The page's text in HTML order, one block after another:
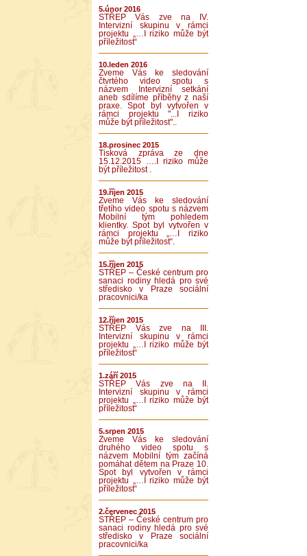
5.únor 2016
STŘEP Vás zve na IV.
Intervizní skupinu v rámci
projektu „…I riziko může být
příležitost“
10.leden 2016
Zveme Vás ke sledování
čtvrtého video spotu s
názvem Intervizní setkání
aneb sdílíme příběhy z naší
praxe. Spot byl vytvořen v
rámci projektu "...I riziko
může být příležitost"..
18.prosinec 2015
Tisková zpráva ze dne
15.12.2015 ….I riziko může
být příležitost .
19.říjen 2015
Zveme Vás ke sledování
třetího video spotu s názvem
Mobilní tým pohledem
klientky. Spot byl vytvořen v
rámci projektu „…I riziko
může být příležitost“.
15.říjen 2015
STŘEP – České centrum pro
sanaci rodiny hledá pro své
středisko v Praze sociální
pracovnici/ka
12.říjen 2015
STŘEP Vás zve na III.
Intervizní skupinu v rámci
projektu „…I riziko může být
příležitost“
1.září 2015
STŘEP Vás zve na II.
Intervizní skupinu v rámci
projektu „…I riziko může být
příležitost“
5.srpen 2015
Zveme Vás ke sledování
druhého video spotu s
názvem Mobilní tým začíná
pomáhat dětem na Praze 10.
Spot byl vytvořen v rámci
projektu „…I riziko může být
příležitost“
2.červenec 2015
STŘEP – České centrum pro
sanaci rodiny hledá pro své
středisko v Praze sociální
pracovnici/ka